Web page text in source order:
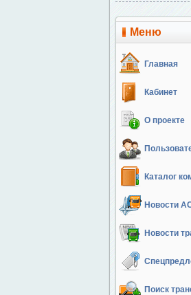
Меню
Главная
Кабинет
О проекте
Каталог
Новости
Новости
Поиск